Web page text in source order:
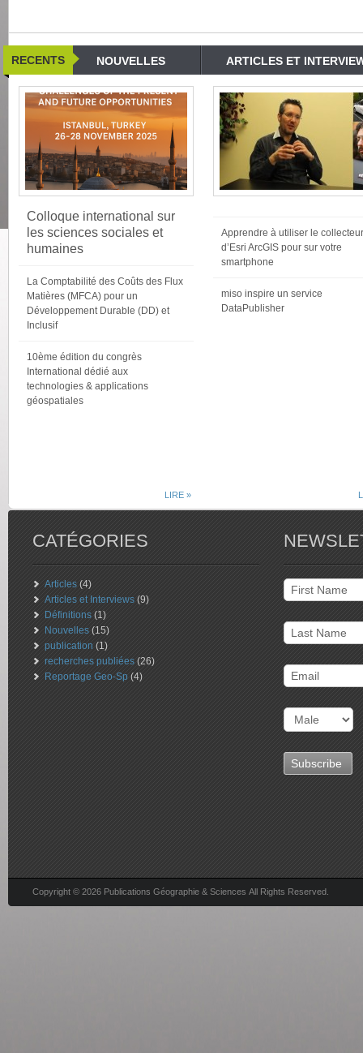
RECENTS NOUVELLES ARTICLES ET
Colloque international sur
les sciences sociales et
humaines
La Comptabilité des Coûts des Flux
Matières (MFCA) pour un
Développement Durable (DD) et
Inclusif
10ème édition du congrès
International dédié aux
technologies & applications
géospatiales
Apprendre à utiliser le collecteur
d’Esri ArcGIS pour sur votre
smartphone
miso inspire un service
DataPublisher
LIRE »
CATÉGORIES
Articles (4)
Articles et Interviews (9)
Définitions (1)
Nouvelles (15)
publication (1)
recherches publiées (26)
Reportage Geo-Sp (4)
Copyright © 2026 Publications Géographie & Sciences All Rights Reserved.